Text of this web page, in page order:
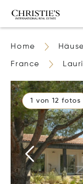
Home
France
1 von 12 fotos